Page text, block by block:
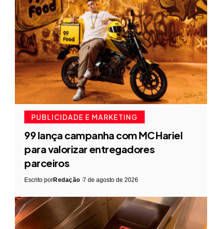
PUBLICIDADE E MARKETING
99 lança campanha com MC Hariel
para valorizar entregadores
parceiros
Escrito porRedação 7 de agosto de 2026